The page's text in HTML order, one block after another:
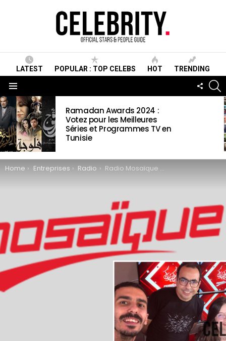
LATEST POPULAR : TOP CELEBS HOT TRENDING
LATEST
STORIES
Ramadan Awards 2024 :
Votez pour les Meilleures
Séries et Programmes TV en
Tunisie
You are here:
Home Entreprises Radio Radio Mosaïque Wiki, Programmes, Fréquences, Fondateurs, Contact & Infos